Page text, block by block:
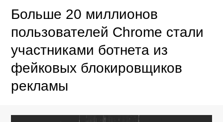
Больше 20 миллионов
пользователей Chrome стали
участниками ботнета из
фейковых блокировщиков
рекламы